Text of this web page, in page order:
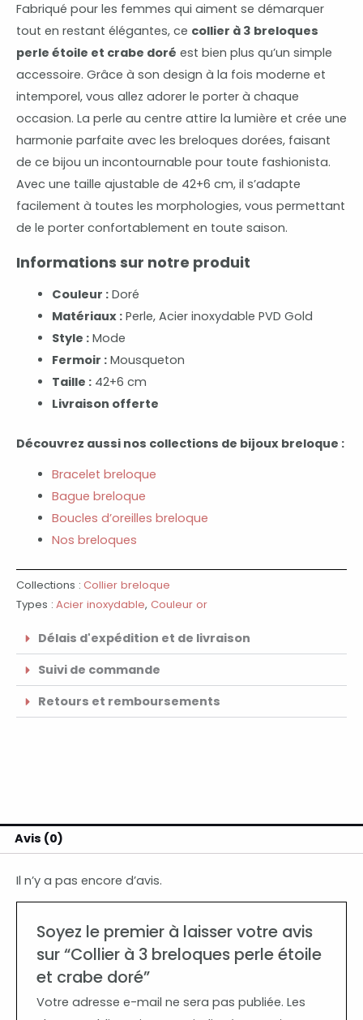
Fabriqué pour les femmes qui aiment se démarquer
tout en restant élégantes, ce collier à 3 breloques
perle étoile et crabe doré est bien plus qu’un simple
accessoire. Grâce à son design à la fois moderne et
intemporel, vous allez adorer le porter à chaque
occasion. La perle au centre attire la lumière et crée une
harmonie parfaite avec les breloques dorées, faisant
de ce bijou un incontournable pour toute fashionista.
Avec une taille ajustable de 42+6 cm, il s’adapte
facilement à toutes les morphologies, vous permettant
de le porter confortablement en toute saison.
Informations sur notre produit
Couleur :Doré
Matériaux :Perle, Acier inoxydable PVD Gold
Style :Mode
Fermoir :Mousqueton
Taille :42+6 cm
Livraison offerte
Découvrez aussi nos collections de bijoux breloque :
Bracelet breloque
Bague breloque
Boucles d’oreilles breloque
Nos breloques
Collections : Collier breloque
Types : Acier inoxydable, Couleur or
Délais d'expédition et de livraison
Suivi de commande
Retours et remboursements
Avis (0)
Il n’y a pas encore d’avis.
Soyez le premier à laisser votre avis
sur “Collier à 3 breloques perle étoile
et crabe doré”
Votre adresse e-mail ne sera pas publiée. Les